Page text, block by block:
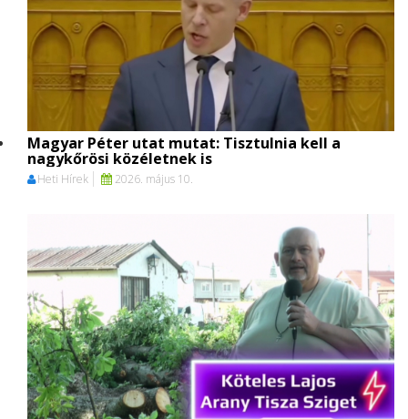
Magyar Péter utat mutat: Tisztulnia kell a
nagykőrösi közéletnek is
Heti Hírek 2026. május 10.